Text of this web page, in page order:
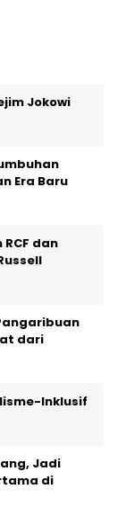
Jokowi
Era Baru
dan
dari
Inklusif
Jadi
di